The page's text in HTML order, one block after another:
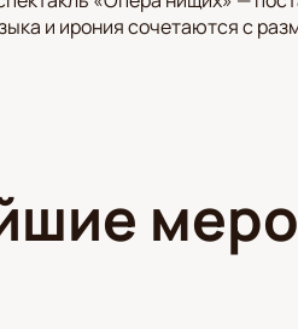
и ирония сочетаются с